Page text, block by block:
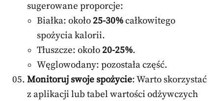
sugerowane proporcje:
Białka: około 25-30%całkowitego
spożycia kalorii.
Tłuszcze: około 20-25%.
Węglowodany: pozostała część.
Monitoruj swoje spożycie: Warto skorzystać
z aplikacji lub tabel wartości odżywczych